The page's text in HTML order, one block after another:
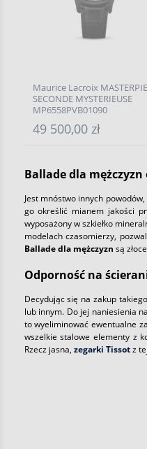
Maurice Lacroix
SECONDE MYSTERIEUSE
MP6558PVB01090
49 500,00 zł
Ballade dla
Jest mnóstwo innych
go określić mianem jakości
wyposażony w szkiełko
modelach czasomierzy,
Ballade dla mężczyzn są
Odporność na
Decydując się na zakup
lub innym. Do jej naniesienia
to wyeliminować ewentualne
wszelkie stalowe elementy z
Rzecz jasna, zegarki Tissotz